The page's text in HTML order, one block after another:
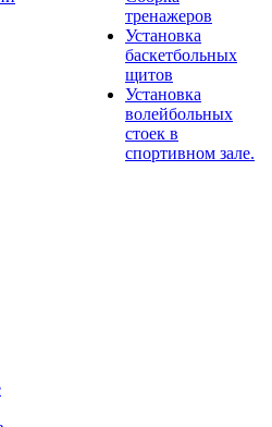
тренажеров
Установка
баскетбольных
щитов
Установка
волейбольных
стоек в
спортивном зале.